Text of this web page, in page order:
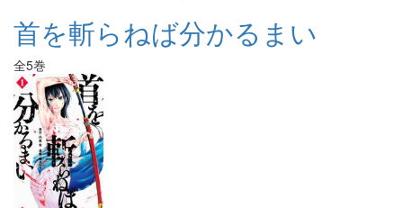
首を斬らねば分かるまい
全5巻